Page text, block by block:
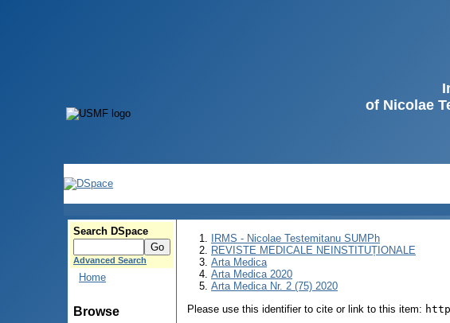
of Nicolae
Search DSpace
Advanced Search
Home
Browse
IRMS - Nicolae Testemitanu SUMPh
REVISTE MEDICALE NEINSTITUȚIONALE
Arta Medica
Arta Medica 2020
Arta Medica Nr. 2 (75) 2020
Please use this identifier to cite or link to this item: